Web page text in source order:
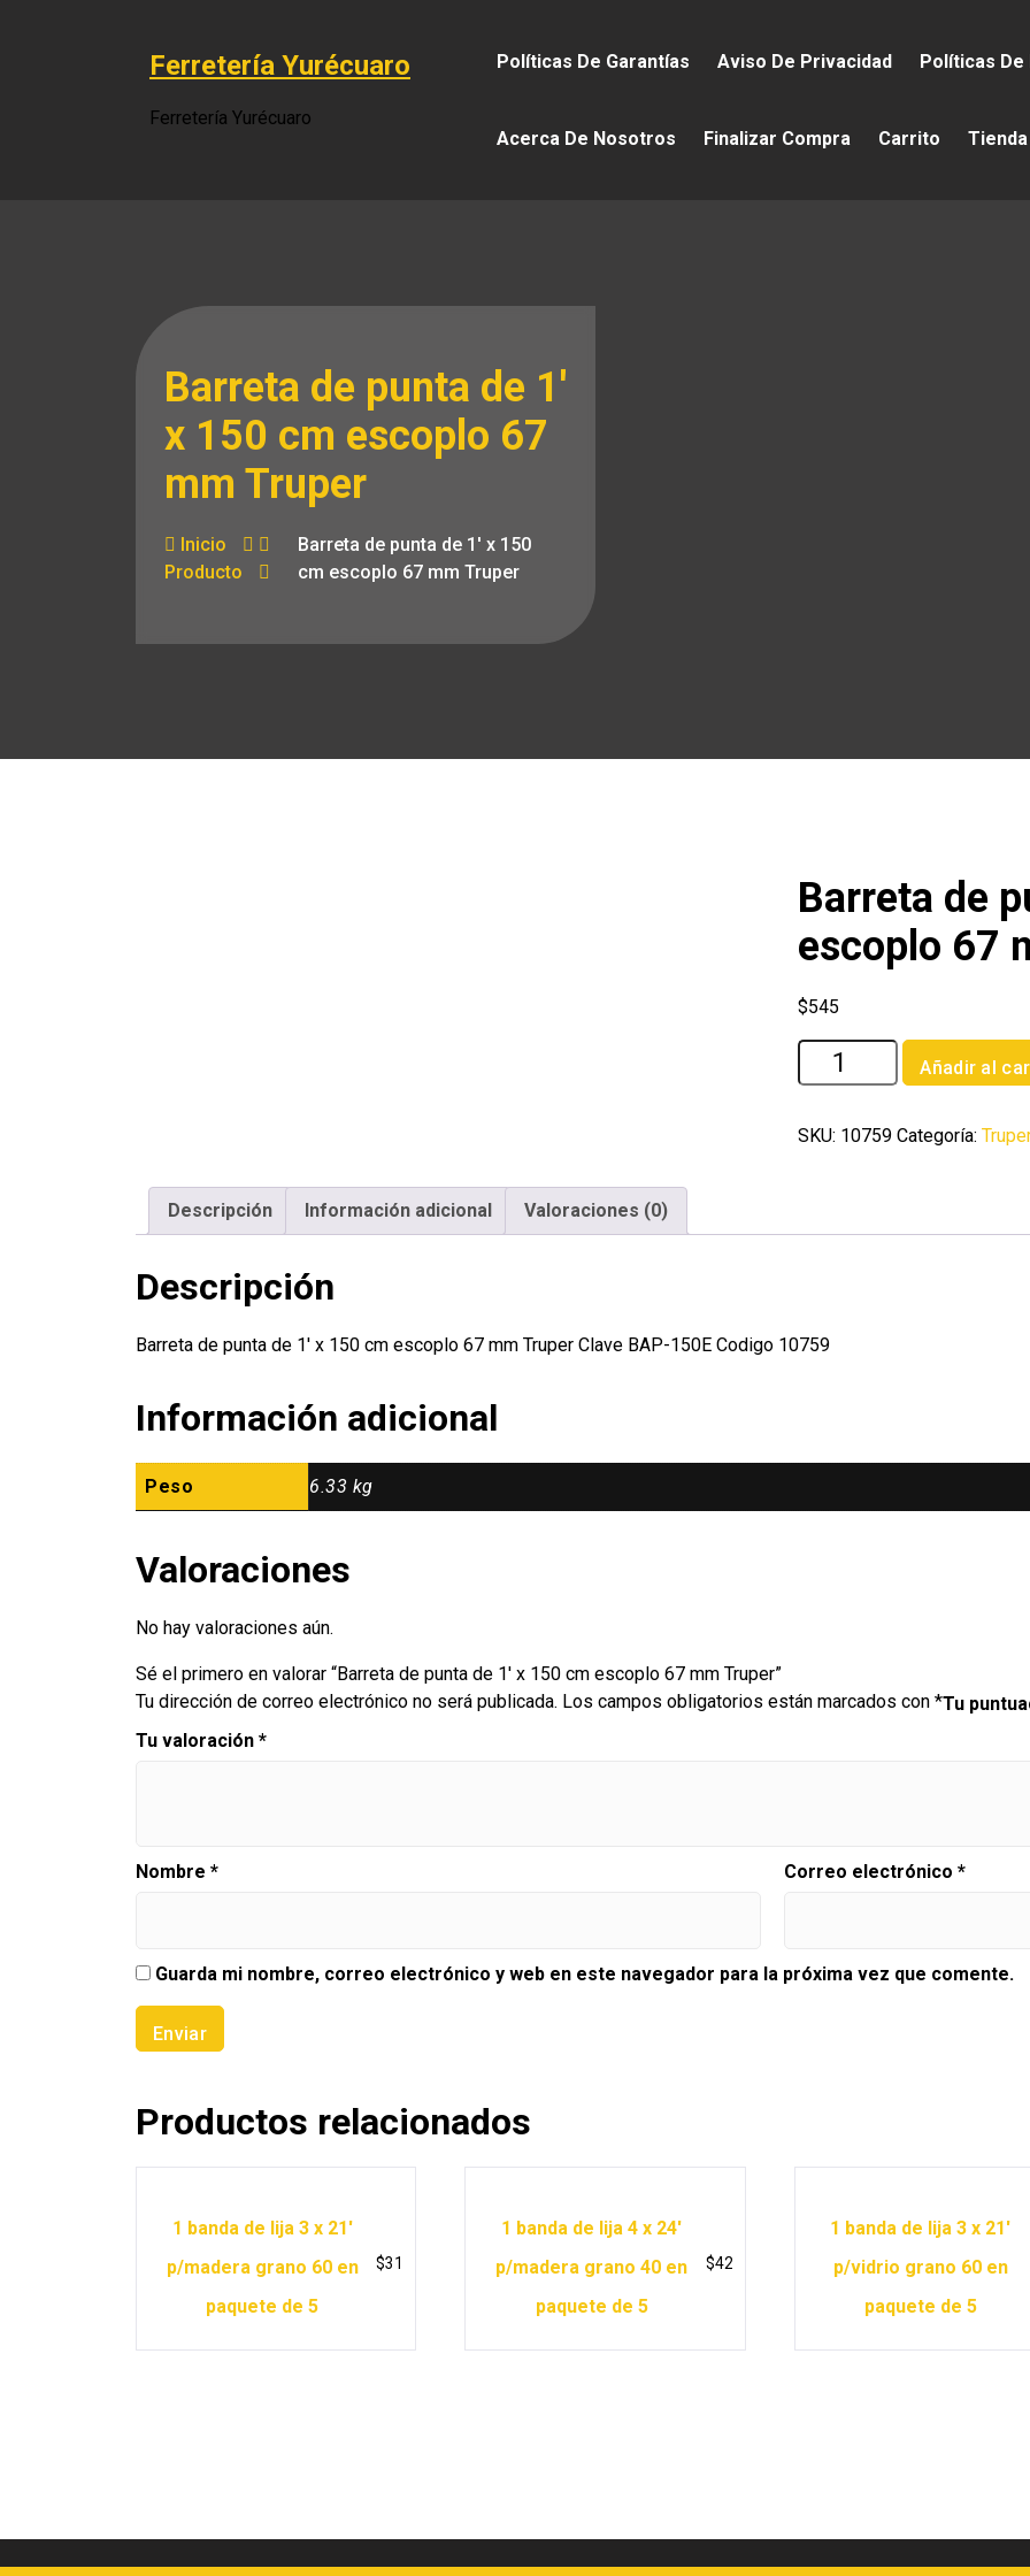
Ferretería Yurécuaro
Ferretería Yurécuaro
Políticas De Garantías Aviso De Privacidad Políticas De
Acerca De Nosotros Finalizar Compra Carrito
Barreta de punta de 1′
x 150 cm escoplo 67
mm Truper
Inicio
Producto
Barreta de punta de 1′ x 150
cm escoplo 67 mm Truper
Barreta de
escoplo 67
$545
Barreta
de
de
Truper
Añadir al
SKU: 10759 Categoría:
Descripción Información adicional Valoraciones (0)
Descripción
Barreta de punta de 1′ x 150 cm escoplo 67 mm Truper Clave BAP-150E Codigo 10759
Información adicional
Peso 6.33 kg
Valoraciones
No hay valoraciones aún.
Sé el primero en valorar “Barreta de punta de 1′ x 150 cm escoplo 67 mm Truper”
Tu dirección de correo electrónico no será publicada. Los campos obligatorios están marcados con *Tu
Tu valoración *
Nombre * Correo electrónico *
Guarda mi nombre, correo electrónico y web en este navegador para la próxima vez que comente.
Productos relacionados
1 banda de lija 3 x 21′
p/madera grano 60 en
paquete de 5
$31
1 banda de lija 4 x 24′
p/madera grano 40 en
paquete de 5
$42
1 banda de lija 3 x 21′
p/vidrio grano 60 en
paquete de 5